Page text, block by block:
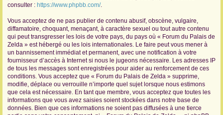
consulter : https://www.phpbb.com/.
Vous acceptez de ne pas publier de contenu abusif, obscène, vulgaire,
diffamatoire, choquant, menaçant, à caractère sexuel ou tout autre contenu
qui peut transgresser les lois de votre pays, du pays où « Forum du Palais de
Zelda » est hébergé ou les lois internationales. Le faire peut vous mener à
un bannissement immédiat et permanent, avec une notification à votre
fournisseur d’accès à Internet si nous le jugeons nécessaire. Les adresses IP
de tous les messages sont enregistrées pour aider au renforcement de ces
conditions. Vous acceptez que « Forum du Palais de Zelda » supprime,
modifie, déplace ou verrouille n’importe quel sujet lorsque nous estimons
que cela est nécessaire. En tant que membre, vous acceptez que toutes les
informations que vous avez saisies soient stockées dans notre base de
données. Bien que ces informations ne soient pas diffusées à une tierce